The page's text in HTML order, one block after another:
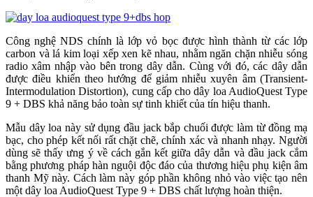
Công nghệ NDS chính là lớp vỏ bọc được hình thành từ các lớp
carbon và lá kim loại xếp xen kẽ nhau, nhằm ngăn chặn nhiễu sóng
radio xâm nhập vào bên trong dây dẫn. Cùng với đó, các dây dẫn
được điều khiển theo hướng để giảm nhiễu xuyên âm (Transient-
Intermodulation Distortion), cung cấp cho dây loa AudioQuest Type
9 + DBS khả năng bảo toàn sự tinh khiết của tín hiệu thanh.
Mẫu dây loa này sử dụng đầu jack bắp chuối được làm từ đồng mạ
bạc, cho phép kết nối rất chặt chẽ, chính xác và nhanh nhạy. Người
dùng sẽ thấy ưng ý về cách gắn kết giữa dây dẫn và đầu jack cắm
bằng phương pháp hàn nguội độc đáo của thương hiệu phụ kiện âm
thanh Mỹ này. Cách làm này góp phần không nhỏ vào việc tạo nên
một dây loa AudioQuest Type 9 + DBS chất lượng hoàn thiện.